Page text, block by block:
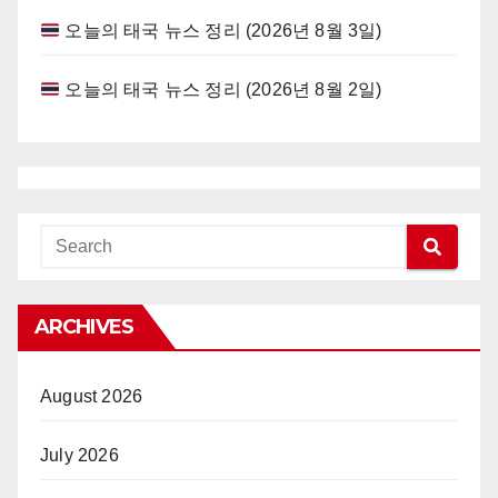
오늘의 태국 뉴스 정리 (2026년 8월 3일)
오늘의 태국 뉴스 정리 (2026년 8월 2일)
ARCHIVES
August 2026
July 2026